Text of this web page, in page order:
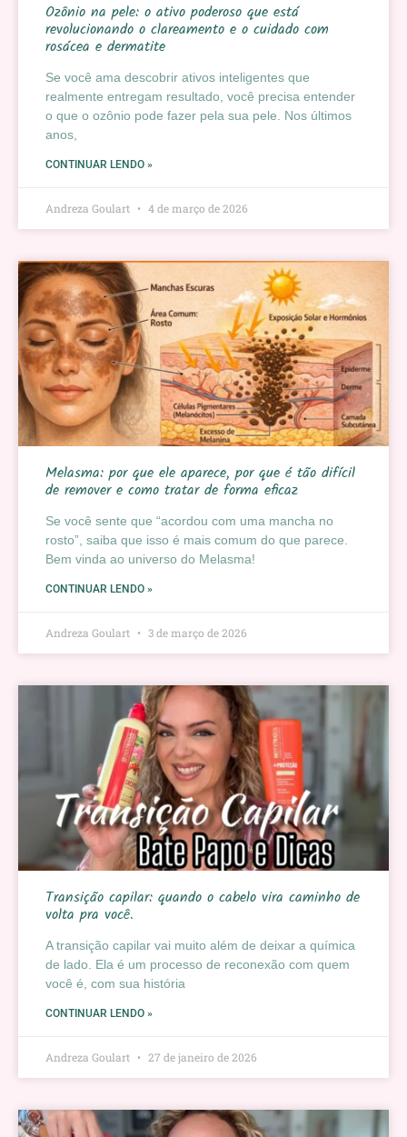
Ozônio na pele: o ativo poderoso que está
revolucionando o clareamento e o cuidado com
rosácea e dermatite
Se você ama descobrir ativos inteligentes que
realmente entregam resultado, você precisa entender
o que o ozônio pode fazer pela sua pele. Nos últimos
anos,
CONTINUAR LENDO »
Andreza Goulart 4 de março de 2026
Melasma: por que ele aparece, por que é tão difícil
de remover e como tratar de forma eficaz
Se você sente que “acordou com uma mancha no
rosto”, saiba que isso é mais comum do que parece.
Bem vinda ao universo do Melasma!
CONTINUAR LENDO »
Andreza Goulart 3 de março de 2026
Transição capilar: quando o cabelo vira caminho de
volta pra você.
A transição capilar vai muito além de deixar a química
de lado. Ela é um processo de reconexão com quem
você é, com sua história
CONTINUAR LENDO »
Andreza Goulart 27 de janeiro de 2026